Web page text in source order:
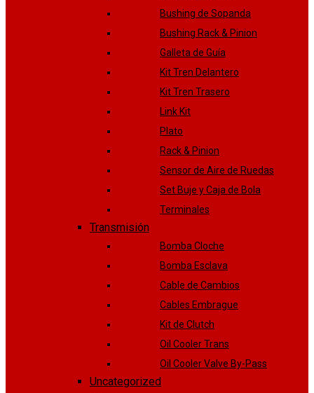
Bushing de Sopanda
Bushing Rack & Pinion
Galleta de Guía
Kit Tren Delantero
Kit Tren Trasero
Link Kit
Plato
Rack & Pinion
Sensor de Aire de Ruedas
Set Buje y Caja de Bola
Terminales
Transmisión
Bomba Cloche
Bomba Esclava
Cable de Cambios
Cables Embrague
Kit de Clutch
Oil Cooler Trans
Oil Cooler Valve By-Pass
Uncategorized